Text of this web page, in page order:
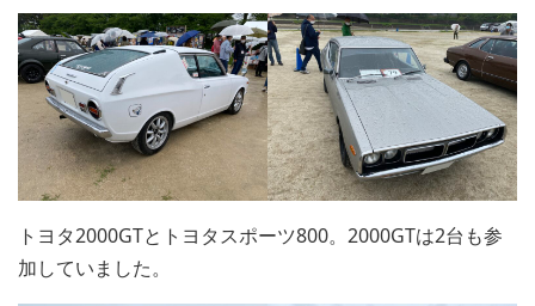
トヨタ2000GTとトヨタスポーツ800。2000GTは2台も参
加していました。